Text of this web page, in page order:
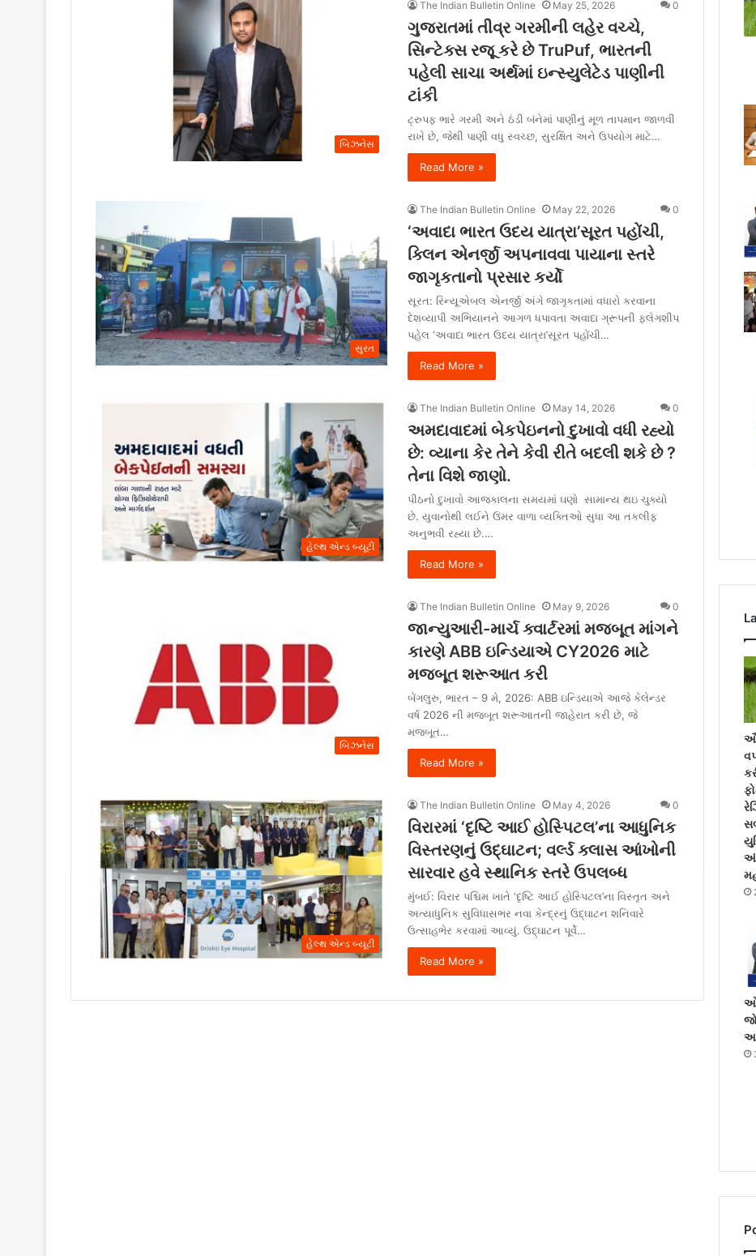
બિઝનેસ
The Indian Bulletin Online May 25, 2026 0
ગુજરાતમાં તીવ્ર ગરમીની લહેર વચ્ચે,
સિન્ટેક્સ રજૂ કરે છે TruPuf, ભારતની
પહેલી સાચા અર્થમાં ઇન્સ્યુલેટેડ પાણીની
ટાંકી
ટ્રુપફ ભારે ગરમી અને ઠંડી બંનેમાં પાણીનું મૂળ તાપમાન જાળવી
રાખે છે, જેથી પાણી વધુ સ્વચ્છ, સુરક્ષિત અને ઉપયોગ માટે…
Read More »
સુરત
The Indian Bulletin Online May 22, 2026 0
‘અવાદા ભારત ઉદય યાત્રા’સૂરત પહોંચી,
ક્લિન એનર્જી અપનાવવા પાયાના સ્તરે
જાગૃકતાનો પ્રસાર કર્યો
સૂરત: રિન્યૂએબલ એનર્જી અંગે જાગૃકતામાં વધારો કરવાના
દેશવ્યાપી અભિયાનને આગળ ધપાવતા અવાદા ગ્રૂપની ફ્લેગશીપ
પહેલ ‘અવાદા ભારત ઉદય યાત્રા’સૂરત પહોંચી…
Read More »
હેલ્થ એન્ડ બ્યૂટી
The Indian Bulletin Online May 14, 2026 0
અમદાવાદમાં બેકપેઇનનો દુખાવો વધી રહ્યો
છે: વ્યાના કેર તેને કેવી રીતે બદલી શકે છે ?
તેના વિશે જાણો.
પીઠનો દુખાવો આજકાલના સમયમાં ઘણો સામાન્ય થઇ ચુક્યો
છે. યુવાનોથી લઈને ઉંમર વાળા વ્યક્તિઓ સુધા આ તકલીફ
અનુભવી રહ્યા છે.…
Read More »
બિઝનેસ
The Indian Bulletin Online May 9, 2026 0
જાન્યુઆરી-માર્ચ ક્વાર્ટરમાં મજબૂત માંગને
કારણે ABB ઇન્ડિયાએ CY2026 માટે
મજબૂત શરૂઆત કરી
બેંગલુરુ, ભારત – 9 મે, 2026: ABB ઇન્ડિયાએ આજે કેલેન્ડર
વર્ષ 2026 ની મજબૂત શરૂઆતની જાહેરાત કરી છે, જે
મજબૂત…
Read More »
હેલ્થ એન્ડ બ્યૂટી
The Indian Bulletin Online May 4, 2026 0
વિરારમાં ‘દૃષ્ટિ આઈ હોસ્પિટલ’ના આધુનિક
વિસ્તરણનું ઉદ્ઘાટન; વર્લ્ડ ક્લાસ આંખોની
સારવાર હવે સ્થાનિક સ્તરે ઉપલબ્ધ
મુંબઈ: વિરાર પશ્ચિમ ખાતે ‘દૃષ્ટિ આઈ હોસ્પિટલ’ના વિસ્તૃત અને
અત્યાધુનિક સુવિધાસભર નવા કેન્દ્રનું ઉદ્ઘાટન શનિવારે
ઉત્સાહભેર કરવામાં આવ્યું. ઉદ્ઘાટન પૂર્વે…
Read More »